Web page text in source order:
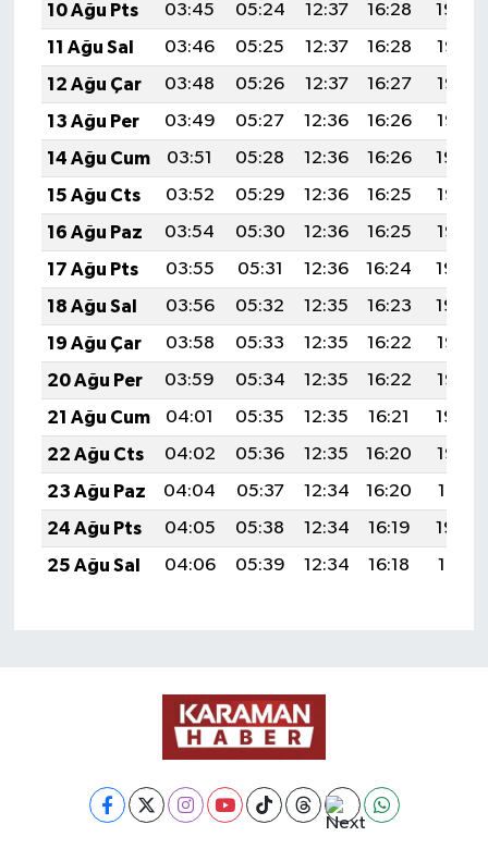
10 Ağu Pts
03:45 05:24 12:37 16:28
19:40
11 Ağu Sal
03:46 05:25 12:37 16:28
19:38
12 Ağu Çar
03:48 05:26 12:37 16:27
19:37
13 Ağu Per
03:49 05:27 12:36 16:26
19:36
14 Ağu Cum
03:51 05:28 12:36 16:26
19:34
15 Ağu Cts
03:52 05:29 12:36 16:25
19:33
16 Ağu Paz
03:54 05:30 12:36 16:25
19:32
17 Ağu Pts
03:55 05:31 12:36 16:24
19:30
18 Ağu Sal
03:56 05:32 12:35 16:23
19:29
19 Ağu Çar
03:58 05:33 12:35 16:22
19:27
20 Ağu Per
03:59 05:34 12:35 16:22
19:26
21 Ağu Cum
04:01 05:35 12:35 16:21
19:24
22 Ağu Cts
04:02 05:36 12:35 16:20
19:23
23 Ağu Paz
04:04 05:37 12:34 16:20
19:21
24 Ağu Pts
04:05 05:38 12:34 16:19
19:20
25 Ağu Sal
04:06 05:39 12:34 16:18 19:18